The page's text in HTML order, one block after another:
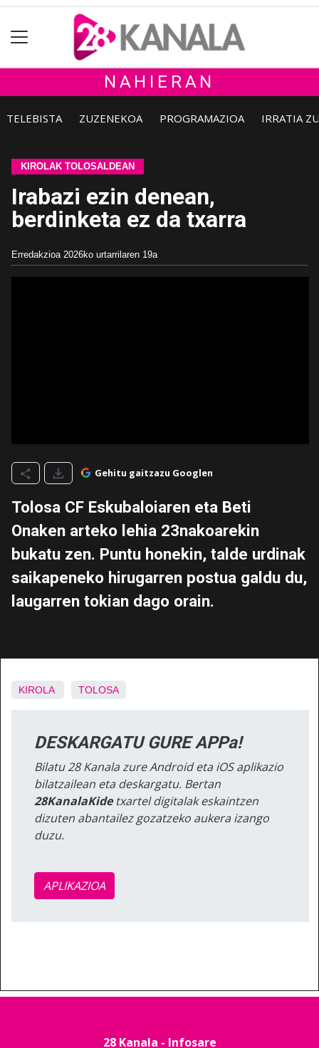
NAHIERAN
TELEBISTA ZUZENEKOA PROGRAMAZIOA IRRATIA
KIROLAK TOLOSALDEAN
Irabazi ezin denean,
berdinketa ez da txarra
Erredakzioa 2026ko urtarrilaren 19a
Gehitu gaitzazu Googlen
Tolosa CF Eskubaloiaren eta Beti
Onaken arteko lehia 23nakoarekin
bukatu zen. Puntu honekin, talde urdinak
saikapeneko hirugarren postua galdu du,
laugarren tokian dago orain.
KIROLA TOLOSA
DESKARGATU GURE APPa!
Bilatu 28 Kanala zure Android eta iOS aplikazio
bilatzailean eta deskargatu. Bertan
28KanalaKidetxartel digitalak eskaintzen
dizuten abantailez gozatzeko aukera izango
duzu.
APLIKAZIOA
28 Kanala - Infosare